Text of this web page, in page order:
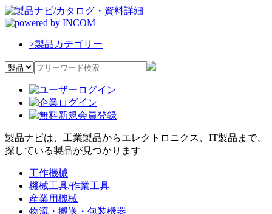
>製品カテゴリー
製品ナビは、工業製品からエレクトロニクス、IT製品まで、
探している製品が見つかります
工作機械
機械工具/作業工具
産業用機械
物流・搬送・包装機器